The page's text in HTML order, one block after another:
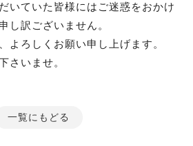
いていた皆様にはご迷惑をおかけ
し訳ございません。
よろしくお願い申し上げます。
さいませ。
一覧にもどる